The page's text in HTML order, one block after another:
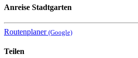
Anreise Stadtgarten
Routenplaner (Google)
Teilen